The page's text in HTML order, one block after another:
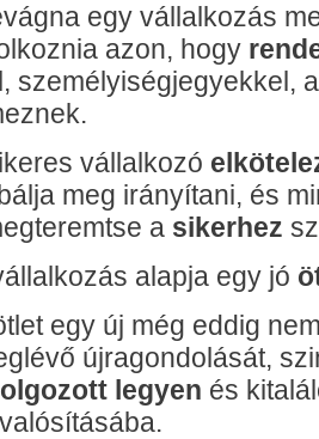
egy vállalkozás
azon, hogy
személyiségjegyekkel,
vállalkozó
meg irányítani, és
a sikerhez
alapja egy jó
egy új még eddig
újragondolását,
legyen és